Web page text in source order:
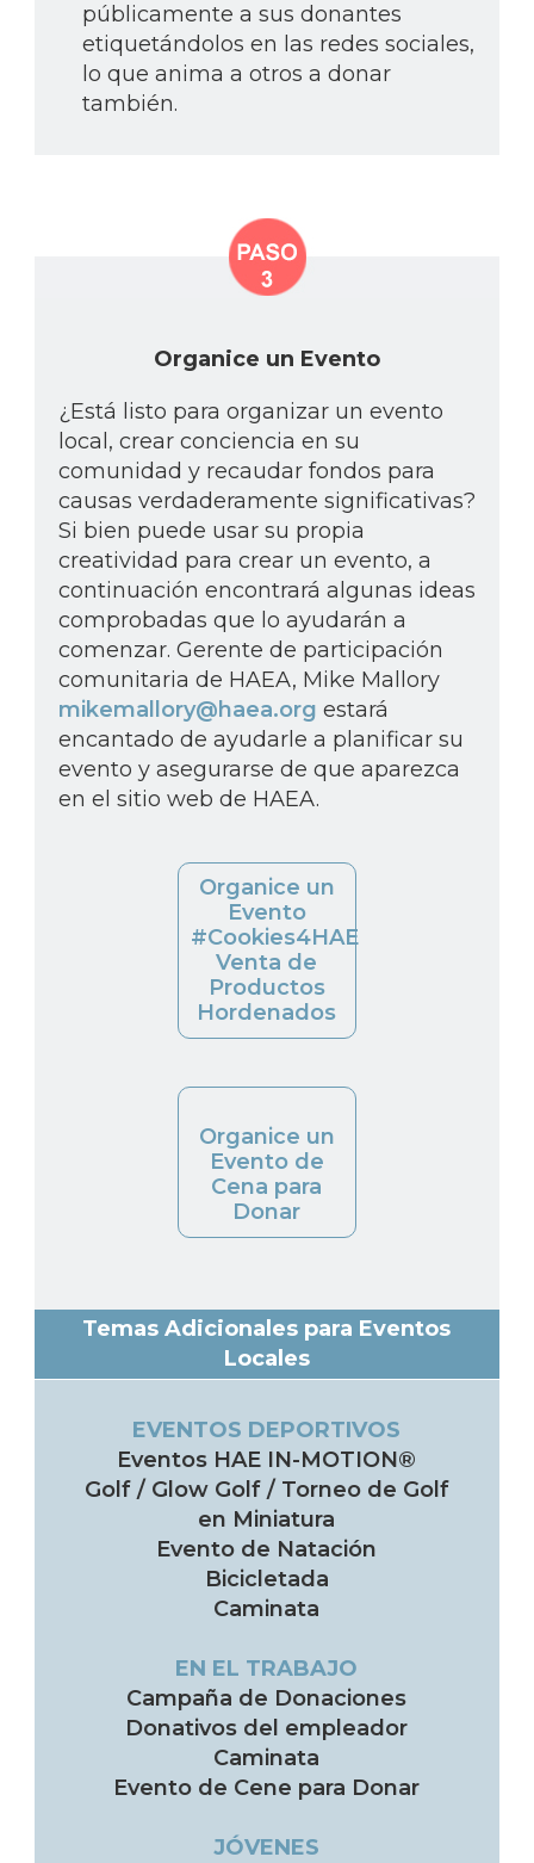
públicamente a sus donantes
etiquetándolos en las redes sociales,
lo que anima a otros a donar
también.
Organice un Evento
¿Está listo para organizar un evento
local, crear conciencia en su
comunidad y recaudar fondos para
causas verdaderamente significativas?
Si bien puede usar su propia
creatividad para crear un evento, a
continuación encontrará algunas ideas
comprobadas que lo ayudarán a
comenzar. Gerente de participación
comunitaria de HAEA, Mike Mallory
mikemallory@haea.org estará
encantado de ayudarle a planificar su
evento y asegurarse de que aparezca
en el sitio web de HAEA.
Organice un
Evento
#Cookies4HAE
Venta de
Productos
Hordenados
Organice un
Evento de
Cena para
Donar
Temas Adicionales para Eventos
Locales
EVENTOS DEPORTIVOS
Eventos HAE IN-MOTION®
Golf / Glow Golf / Torneo de Golf
en Miniatura
Evento de Natación
Bicicletada
Caminata
EN EL TRABAJO
Campaña de Donaciones
Donativos del empleador
Caminata
Evento de Cene para Donar
JÓVENES